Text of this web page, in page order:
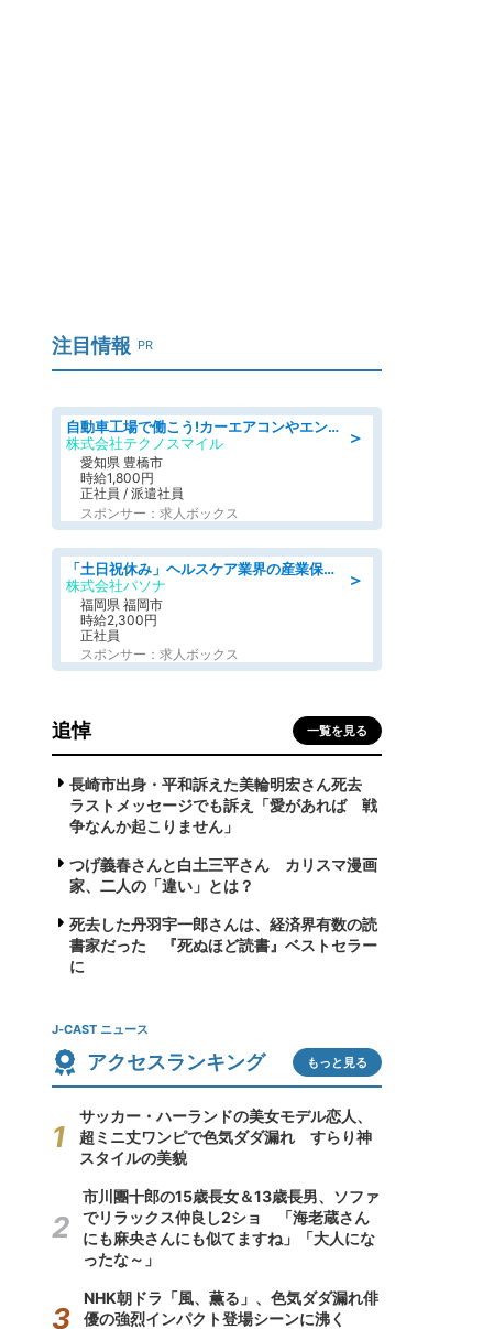
注目情報 PR
＞
自動車工場で働こう!カーエアコンやエンジンの製造・加工業務/寮完備 denso aichi
株式会社テクノスマイル
愛知県 豊橋市
時給1,800円
正社員 / 派遣社員
スポンサー：求人ボックス
＞
「土日祝休み」ヘルスケア業界の産業保健師/高時給/未経験OK/要資格:保健師、正看護師
株式会社パソナ
福岡県 福岡市
時給2,300円
正社員
スポンサー：求人ボックス
追悼 一覧を見る
長崎市出身・平和訴えた美輪明宏さん死去
ラストメッセージでも訴え「愛があれば 戦
争なんか起こりません」
つげ義春さんと白土三平さん カリスマ漫画
家、二人の「違い」とは？
死去した丹羽宇一郎さんは、経済界有数の読
書家だった 『死ぬほど読書』ベストセラー
に
J-CAST ニュース
アクセスランキング もっと見る
サッカー・ハーランドの美女モデル恋人、
超ミニ丈ワンピで色気ダダ漏れ すらり神
スタイルの美貌
市川團十郎の15歳長女＆13歳長男、ソファ
でリラックス仲良し2ショ 「海老蔵さん
にも麻央さんにも似てますね」「大人にな
ったな～」
NHK朝ドラ「風、薫る」、色気ダダ漏れ俳
優の強烈インパクト登場シーンに沸く